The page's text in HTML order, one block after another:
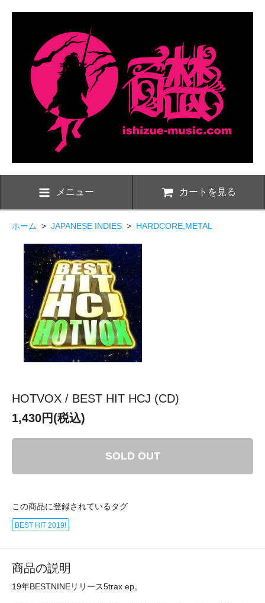
メニュー カートを見る
ホーム > JAPANESE INDIES > HARDCORE,METAL
HOTVOX / BEST HIT HCJ (CD)
1,430円(税込)
SOLD OUT
この商品に登録されているタグ
BEST HIT 2019!
商品の説明
19年BESTNINEリリース5trax ep。